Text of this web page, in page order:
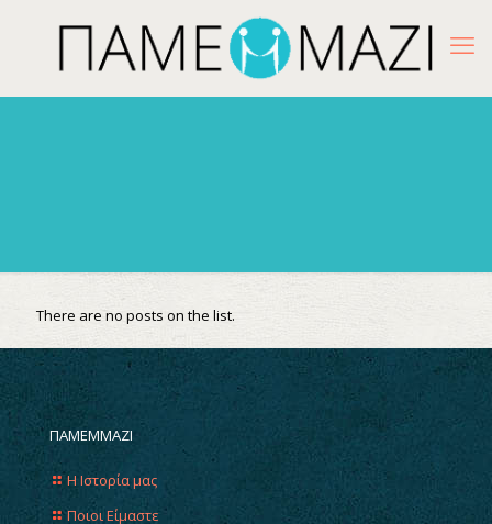
There are no posts on the list.
ΠΑΜΕΜΜΑΖΙ
Η Ιστορία μας
Ποιοι Είμαστε